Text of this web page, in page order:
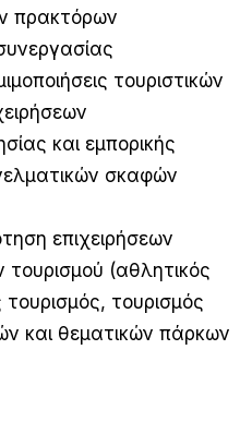
πρακτόρων
τουριστικών
και εμπορικής
σκαφών
επιχειρήσεων
(αθλητικός
τουρισμός
και θεματικών πάρκων